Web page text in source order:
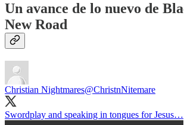
Un avance de lo nuevo de
New Road
Christian Nightmares@ChristnNitemare
Swordplay and speaking in tongues for Jesus…